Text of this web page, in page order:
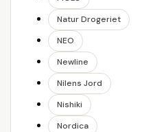
Natur Drogeriet
NEO
Newline
Nilens Jord
Nishiki
Nordica